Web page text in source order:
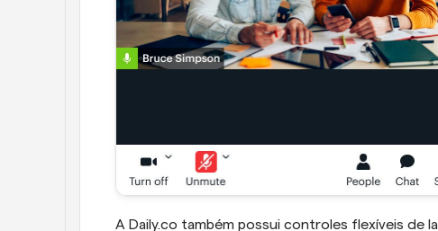
A Daily.co também possui controles flexíveis de